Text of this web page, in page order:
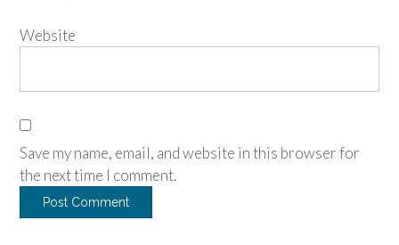
Website
Save my name, email, and website in this browser for
the next time I comment.